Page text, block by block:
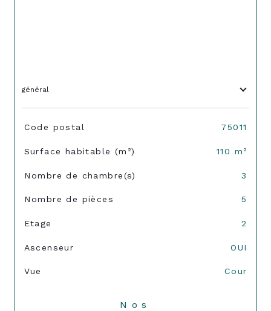
général
TRAD_SIROCCO_Caracteristique
Code postal 75011
Surface habitable (m²) 110 m²
Nombre de chambre(s) 3
Nombre de pièces 5
Etage 2
Ascenseur OUI
Vue Cour
Nos